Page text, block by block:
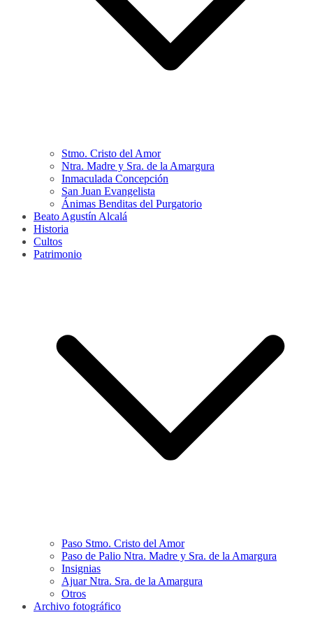
Stmo. Cristo del Amor
Ntra. Madre y Sra. de la Amargura
Inmaculada Concepción
San Juan Evangelista
Ánimas Benditas del Purgatorio
Beato Agustín Alcalá
Historia
Cultos
Patrimonio
Paso Stmo. Cristo del Amor
Paso de Palio Ntra. Madre y Sra. de la Amargura
Insignias
Ajuar Ntra. Sra. de la Amargura
Otros
Archivo fotográfico